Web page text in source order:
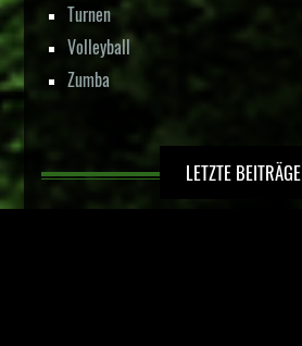
Turnen
Volleyball
Zumba
LETZTE BEITRÄGE